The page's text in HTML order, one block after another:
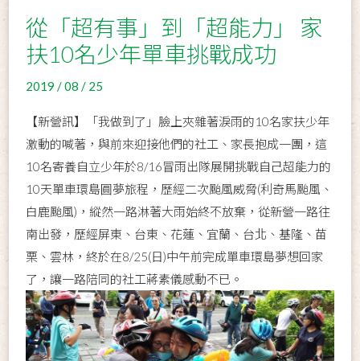
從「超有事」到「超能力」 家
扶10名少年單車挑戰成功
2019 / 08 / 25
【新營訊】「我做到了」臉上夾雜著淚雨的10名家扶少年
激動的喊著，與前來迎接他們的社工、家長抱成一團，這
10名寄養自立少年於8/16冒雨出隊展開挑戰自己超能力的
10天單車環島圓夢旅程，歷經二次颱風威脅(利奇馬颱風、
白鹿颱風)，縱然一路淋著大雨始終不放棄，從新營一路往
南出發，歷經屏東、台東、花蓮、宜蘭、台北、基隆、苗
栗、雲林，終於在8/25(日)中午前完成單車環島夢想回家
了，讓一路陪同的社工蔣素儀感動不已。